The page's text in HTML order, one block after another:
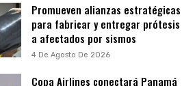
Promueven alianzas estratégicas
para fabricar y entregar prótesis
a afectados por sismos
4 De Agosto De 2026
Copa Airlines conectará Panamá